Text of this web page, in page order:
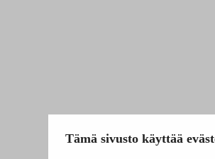
Tämä sivusto käyttää